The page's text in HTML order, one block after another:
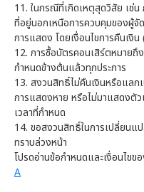
11. ในกรณีที่เกิดเหตุสุดวิสัย เช่
ที่อยู่นอกเหนือการควบคุมของผู้จั
การแสดง โดยเงื่อนไขการคืนเงิ
12. การซื้อบัตรคอนเสิร์ตหมาย
กำหนดข้างต้นแล้วทุกประการ
13. สงวนสิทธิ์ไม่คืนเงินหรือแลก
การแสดงหาย หรือไม่มาแสดงตั
เวลาที่กำหนด
14. ขอสงวนสิทธิ์ในการเปลี่ยนแ
ทราบล่วงหน้า
โปรดอ่านข้อกำหนดและเงื่อนไขข
A